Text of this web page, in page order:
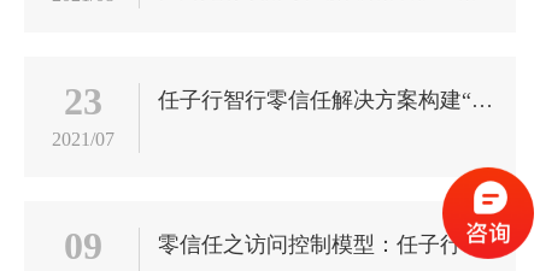
23
2021/07
任子行智行零信任解决方案构建“云”“管”“端”立体化安全防护体系
09 零信任之访问控制模型：任子行智行零信任访问控制系统